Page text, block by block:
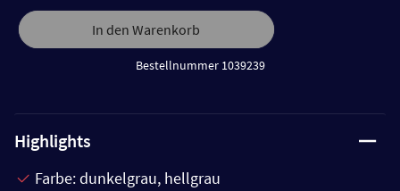
In den Warenkorb
Bestellnummer 1039239
Highlights
Farbe: dunkelgrau, hellgrau